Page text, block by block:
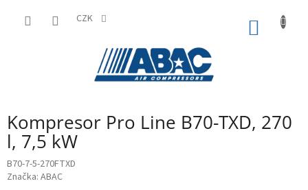
CZK
Kompresor Pro Line B70-TXD, 270
l, 7,5 kW
B70-7-5-270FTXD
Značka: ABAC